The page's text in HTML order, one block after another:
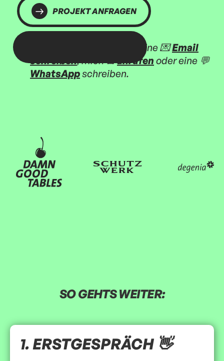
PROJEKT ANFRAGEN
Alternativ kannst du mir eine 💌Email
schreiben, mich ☎️anrufen oder eine 💬
WhatsAppschreiben.
SO GEHTS WEITER:
1. ERSTGESPRÄCH 👋